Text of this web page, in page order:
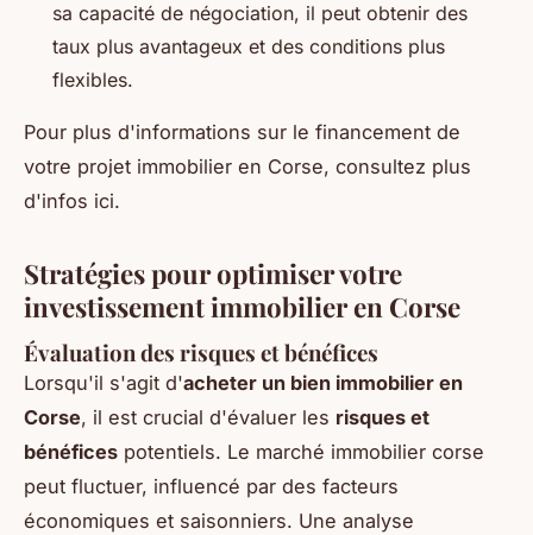
sa capacité de négociation, il peut obtenir des
taux plus avantageux et des conditions plus
flexibles.
Pour plus d'informations sur le financement de
votre projet immobilier en Corse, consultez plus
d'infos ici.
Stratégies pour optimiser votre
investissement immobilier en Corse
Évaluation des risques et bénéfices
Lorsqu'il s'agit d'acheter un bien immobilier en
Corse, il est crucial d'évaluer les risques et
bénéfices potentiels. Le marché immobilier corse
peut fluctuer, influencé par des facteurs
économiques et saisonniers. Une analyse